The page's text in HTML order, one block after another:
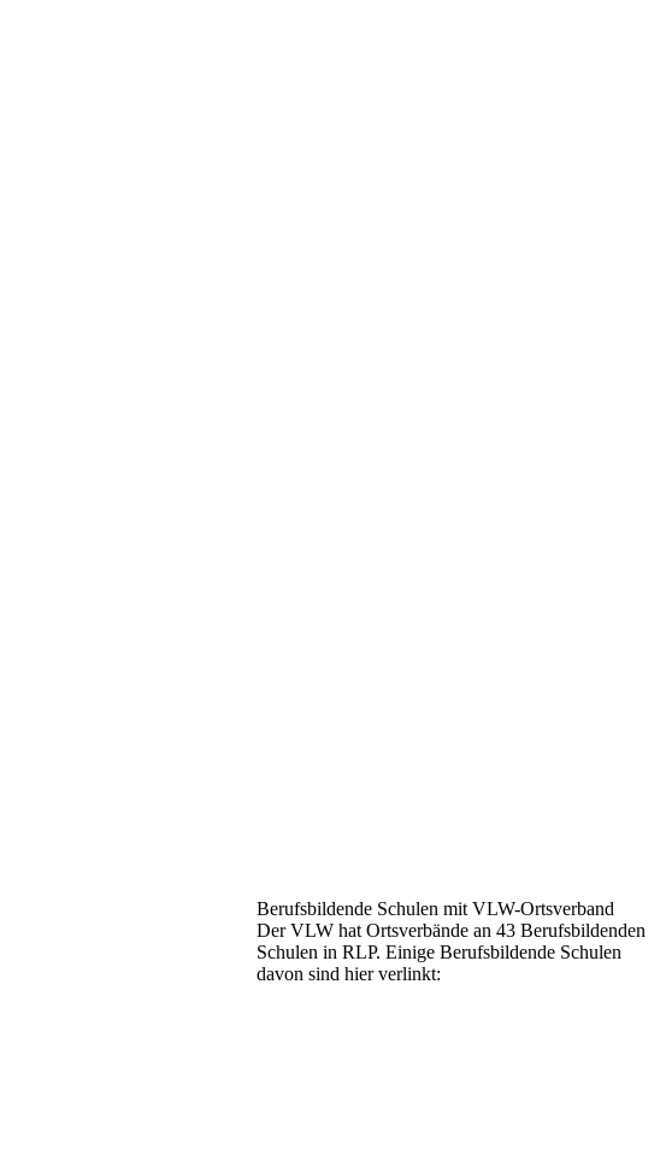
Berufsbildende Schulen mit VLW-Ortsverband
Der VLW hat Ortsverbände an 43 Berufsbildenden
Schulen in RLP. Einige Berufsbildende Schulen
davon sind hier verlinkt: